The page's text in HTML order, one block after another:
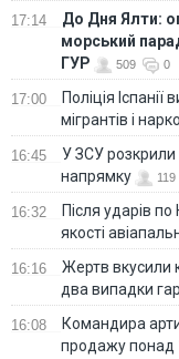
17:14
До Дня Ялти:
морський
ГУР
509 0
17:00
Поліція
мігрантів і
16:45
У ЗСУ
напрямку
119
16:32
Після ударів
якості
16:16
Жертв вкусили
два випадки
16:08
Командира
продажу понад